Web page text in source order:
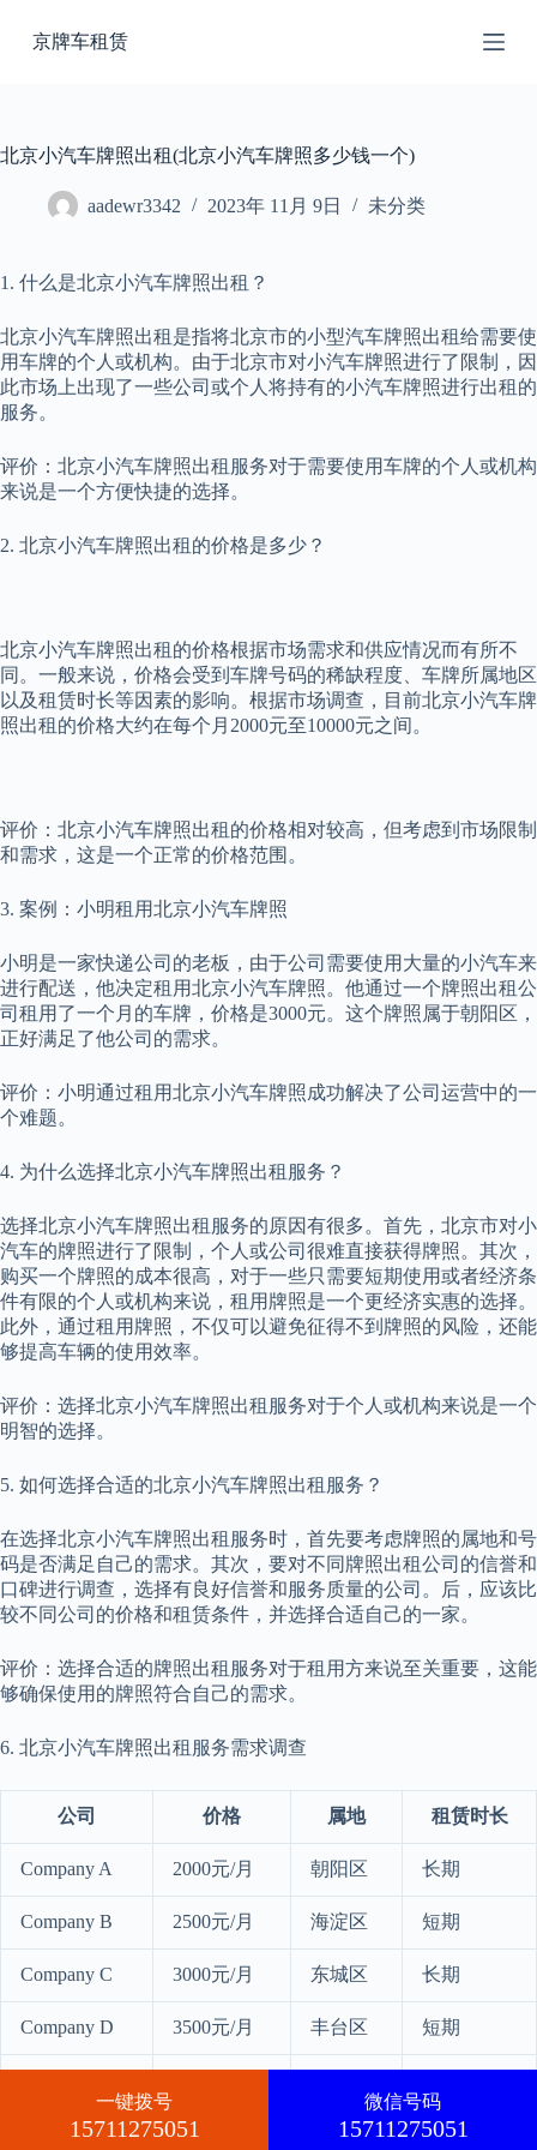
过
京牌车租赁
北京小汽车牌照出租(北京小汽车牌照多少钱一个)
aadewr3342 2023年 11月 9日 未分类
1. 什么是北京小汽车牌照出租？
北京小汽车牌照出租是指将北京市的小型汽车牌照出租给需要使
用车牌的个人或机构。由于北京市对小汽车牌照进行了限制，因
此市场上出现了一些公司或个人将持有的小汽车牌照进行出租的
服务。
评价：北京小汽车牌照出租服务对于需要使用车牌的个人或机构
来说是一个方便快捷的选择。
2. 北京小汽车牌照出租的价格是多少？
北京小汽车牌照出租的价格根据市场需求和供应情况而有所不
同。一般来说，价格会受到车牌号码的稀缺程度、车牌所属地区
以及租赁时长等因素的影响。根据市场调查，目前北京小汽车牌
照出租的价格大约在每个月2000元至10000元之间。
评价：北京小汽车牌照出租的价格相对较高，但考虑到市场限制
和需求，这是一个正常的价格范围。
3. 案例：小明租用北京小汽车牌照
小明是一家快递公司的老板，由于公司需要使用大量的小汽车来
进行配送，他决定租用北京小汽车牌照。他通过一个牌照出租公
司租用了一个月的车牌，价格是3000元。这个牌照属于朝阳区，
正好满足了他公司的需求。
评价：小明通过租用北京小汽车牌照成功解决了公司运营中的一
个难题。
4. 为什么选择北京小汽车牌照出租服务？
选择北京小汽车牌照出租服务的原因有很多。首先，北京市对小
汽车的牌照进行了限制，个人或公司很难直接获得牌照。其次，
购买一个牌照的成本很高，对于一些只需要短期使用或者经济条
件有限的个人或机构来说，租用牌照是一个更经济实惠的选择。
此外，通过租用牌照，不仅可以避免征得不到牌照的风险，还能
够提高车辆的使用效率。
评价：选择北京小汽车牌照出租服务对于个人或机构来说是一个
明智的选择。
5. 如何选择合适的北京小汽车牌照出租服务？
在选择北京小汽车牌照出租服务时，首先要考虑牌照的属地和号
码是否满足自己的需求。其次，要对不同牌照出租公司的信誉和
口碑进行调查，选择有良好信誉和服务质量的公司。后，应该比
较不同公司的价格和租赁条件，并选择合适自己的一家。
评价：选择合适的牌照出租服务对于租用方来说至关重要，这能
够确保使用的牌照符合自己的需求。
6. 北京小汽车牌照出租服务需求调查
公司 价格 属地 租赁时长
Company A 2000元/月 朝阳区 长期
Company B 2500元/月 海淀区 短期
Company C 3000元/月 东城区 长期
Company D 3500元/月 丰台区 短期
一键拨号
15711275051
微信号码
15711275051